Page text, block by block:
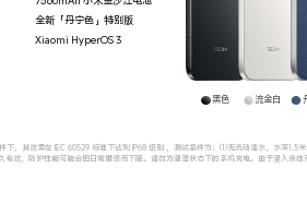
下，其效果在 IEC 60529 标准下达到 IP68 级别 ，测试条件为：(1)无流动清水，水深1.5
效，防护性能可能会因日常磨损而下降。请勿为潮湿状态下的手机充电。由于浸入液体
全新「丹宁色」特别版
Xiaomi HyperOS 3
流金白
黑色